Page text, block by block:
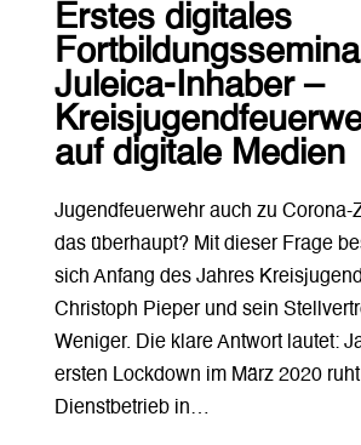
Erstes digitales
Juleica-Inhaber –
auf digitale Medien
Jugendfeuerwehr auch zu Corona-
das überhaupt? Mit dieser Frage
sich Anfang des Jahres
Christoph Pieper und sein
Weniger. Die klare Antwort lautet:
ersten Lockdown im März 2020
Dienstbetrieb in…